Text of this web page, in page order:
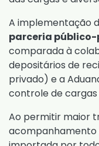
A implementação
parceria
comparada à
depositários de
privado) e a
controle de
Ao permitir maior